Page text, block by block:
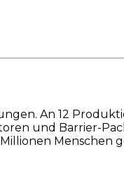
An 12
und Barrier-
Menschen